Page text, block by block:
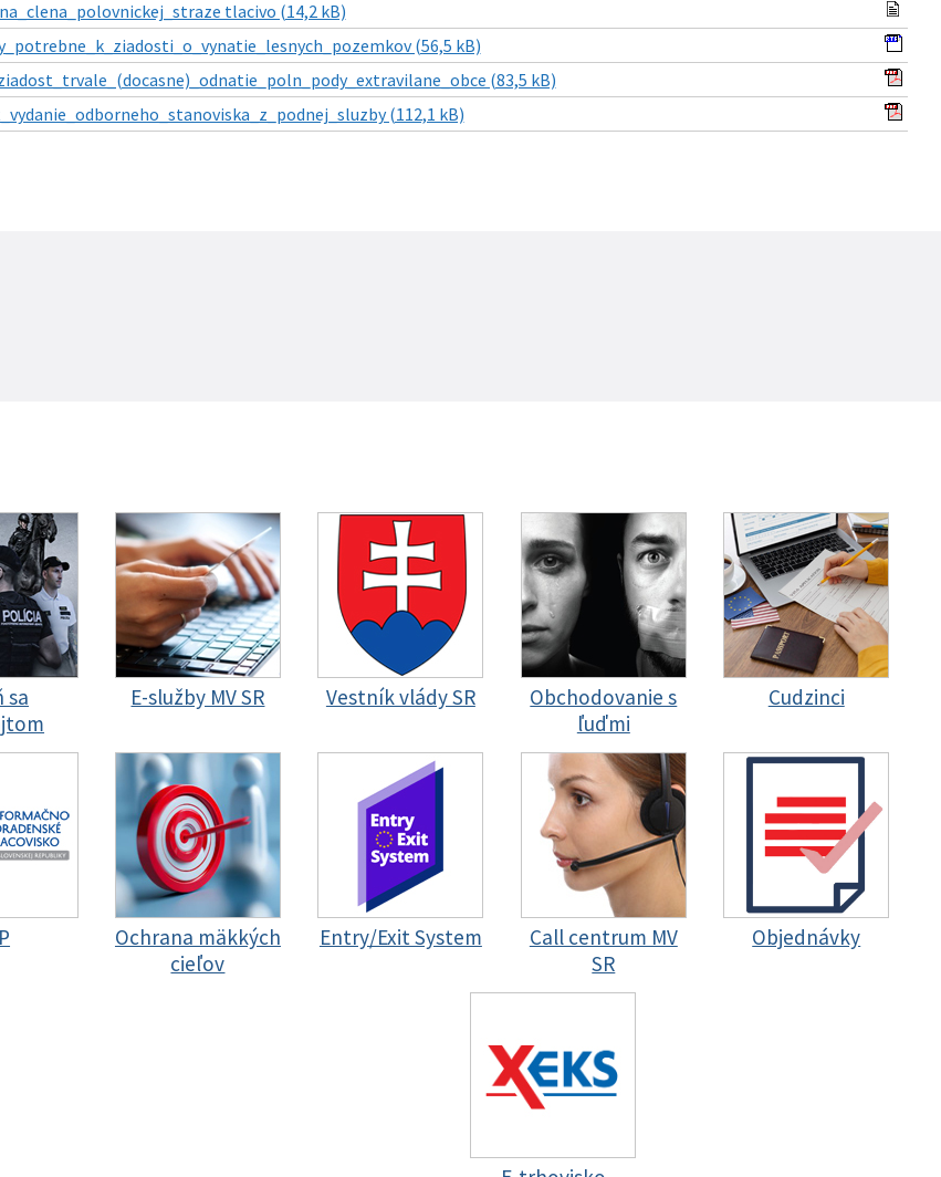
tlacivo (14,2 kB)
(56,5 kB)
(83,5 kB)
(112,1 kB)
sa
E-služby MV SR Vestník vlády SR
Obchodovanie s
ľuďmi
Cudzinci
Ochrana mäkkých
cieľov
Entry/Exit System
Call centrum MV
SR
Objednávky